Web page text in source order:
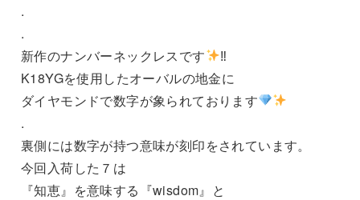
.
.
新作のナンバーネックレスです
‼︎
K18YGを使用したオーバルの地金に
ダイヤモンドで数字が象られております
.
裏側には数字が持つ意味が刻印をされています。
今回入荷した７は
『知恵』を意味する『wisdom』と